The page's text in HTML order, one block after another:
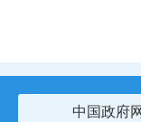
中国政府网